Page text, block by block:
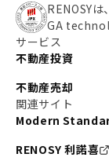
RENOSY
GA
サービス
不動産投資
不動産売却
関連サイト
Modern
RENOSY 利諾喜